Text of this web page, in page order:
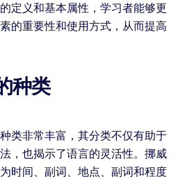
定义和基本属性，学习者能够更
的重要性和使用方式，从而提高
种类
类非常丰富，其分类不仅有助于
，也揭示了语言的灵活性。挪威
时间、副词、地点、副词和程度